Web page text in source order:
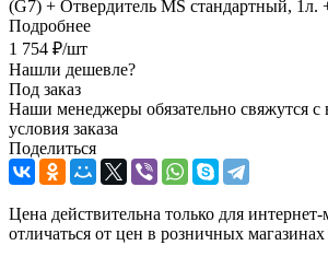
(G7) + Отвердитель MS стандартный, 1л.
Подробнее
1 754 ₽/шт
Нашли дешевле?
Под заказ
Наши менеджеры обязательно свяжутся с
условия заказа
Поделиться
Цена действительна только для
отличаться от цен в розничных магазинах